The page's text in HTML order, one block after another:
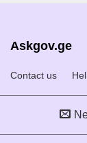
Askgov.ge
Contact us